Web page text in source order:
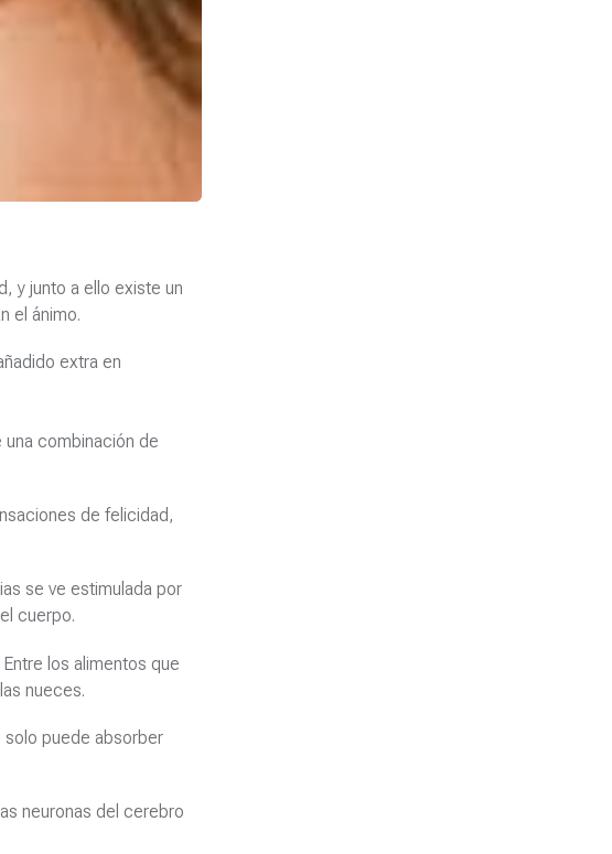
y junto a ello existe un
el ánimo.
extra en
una combinación de
de felicidad,
se ve estimulada por
cuerpo.
los alimentos que
nueces.
solo puede absorber
neuronas del cerebro